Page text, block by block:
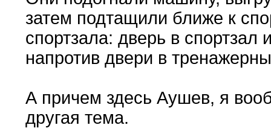
затем подтащили ближе к
спортзала: дверь в
напротив двери в
А причем здесь Аушев, я
другая тема.